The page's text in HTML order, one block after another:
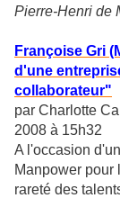
Pierre-Henri de
Françoise Gri
d'une
collaborateur"
par Charlotte
2008 à 15h32
A l'occasion
Manpower pour
rareté des